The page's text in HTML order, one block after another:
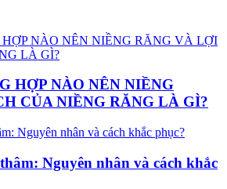
HỢP NÀO NÊN NIỀNG
CỦA NIỀNG RĂNG LÀ GÌ?
Nguyên nhân và cách khắc